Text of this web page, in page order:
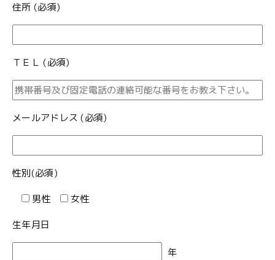
住所 (必須)
ＴＥＬ (必須)
メールアドレス (必須)
性別(必須)
男性
女性
生年月日
年